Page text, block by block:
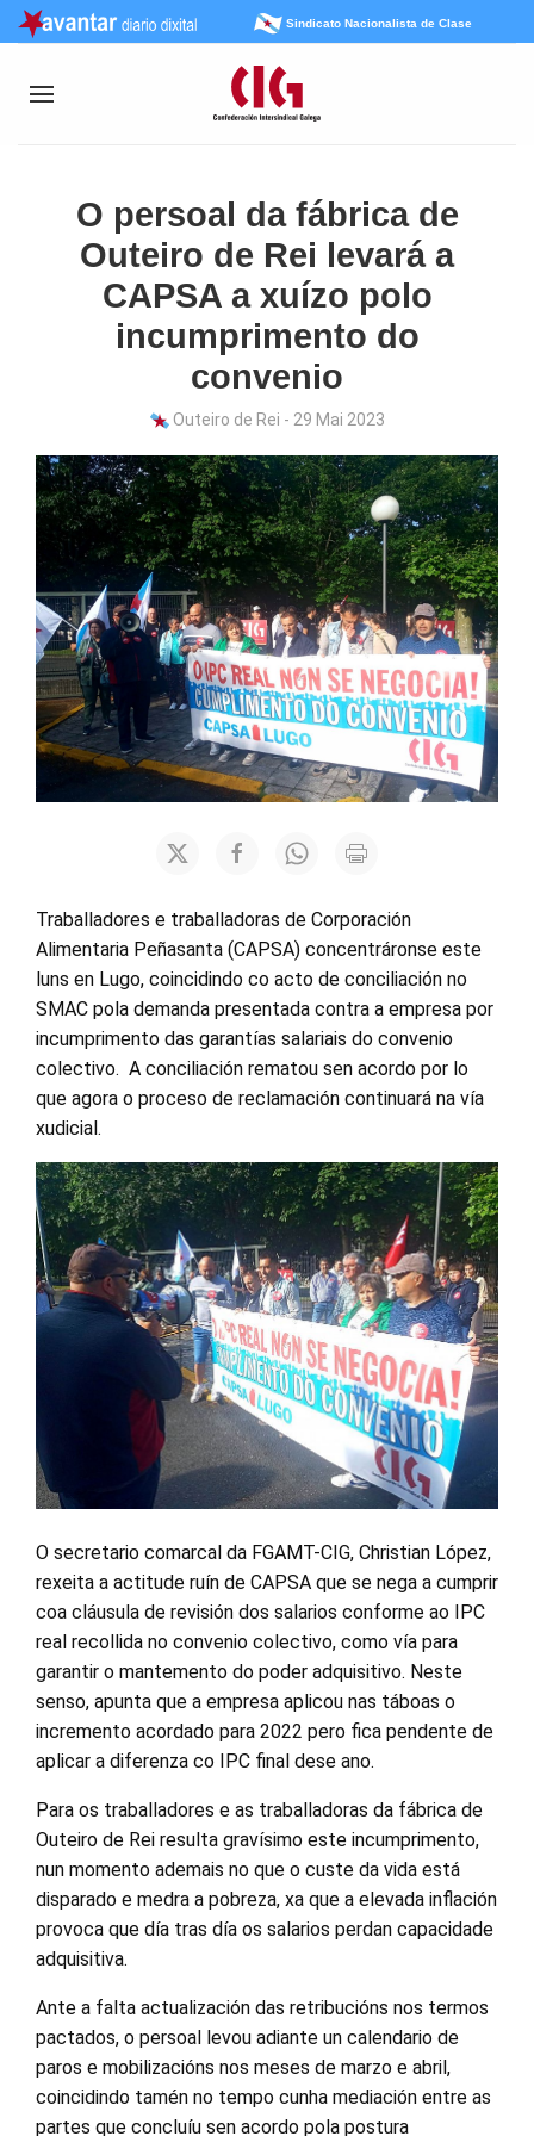
Sindicato Nacionalista de Clase
O persoal da fábrica de
Outeiro de Rei levará a
CAPSA a xuízo polo
incumprimento do
convenio
Outeiro de Rei - 29 Mai 2023
Traballadores e traballadoras de Corporación
Alimentaria Peñasanta (CAPSA) concentráronse este
luns en Lugo, coincidindo co acto de conciliación no
SMAC pola demanda presentada contra a empresa por
incumprimento das garantías salariais do convenio
colectivo. A conciliación rematou sen acordo por lo
que agora o proceso de reclamación continuará na vía
xudicial.
O secretario comarcal da FGAMT-CIG, Christian López,
rexeita a actitude ruín de CAPSA que se nega a cumprir
coa cláusula de revisión dos salarios conforme ao IPC
real recollida no convenio colectivo, como vía para
garantir o mantemento do poder adquisitivo. Neste
senso, apunta que a empresa aplicou nas táboas o
incremento acordado para 2022 pero fica pendente de
aplicar a diferenza co IPC final dese ano.
Para os traballadores e as traballadoras da fábrica de
Outeiro de Rei resulta gravísimo este incumprimento,
nun momento ademais no que o custe da vida está
disparado e medra a pobreza, xa que a elevada inflación
provoca que día tras día os salarios perdan capacidade
adquisitiva.
Ante a falta actualización das retribucións nos termos
pactados, o persoal levou adiante un calendario de
paros e mobilizacións nos meses de marzo e abril,
coincidindo tamén no tempo cunha mediación entre as
partes que concluíu sen acordo pola postura